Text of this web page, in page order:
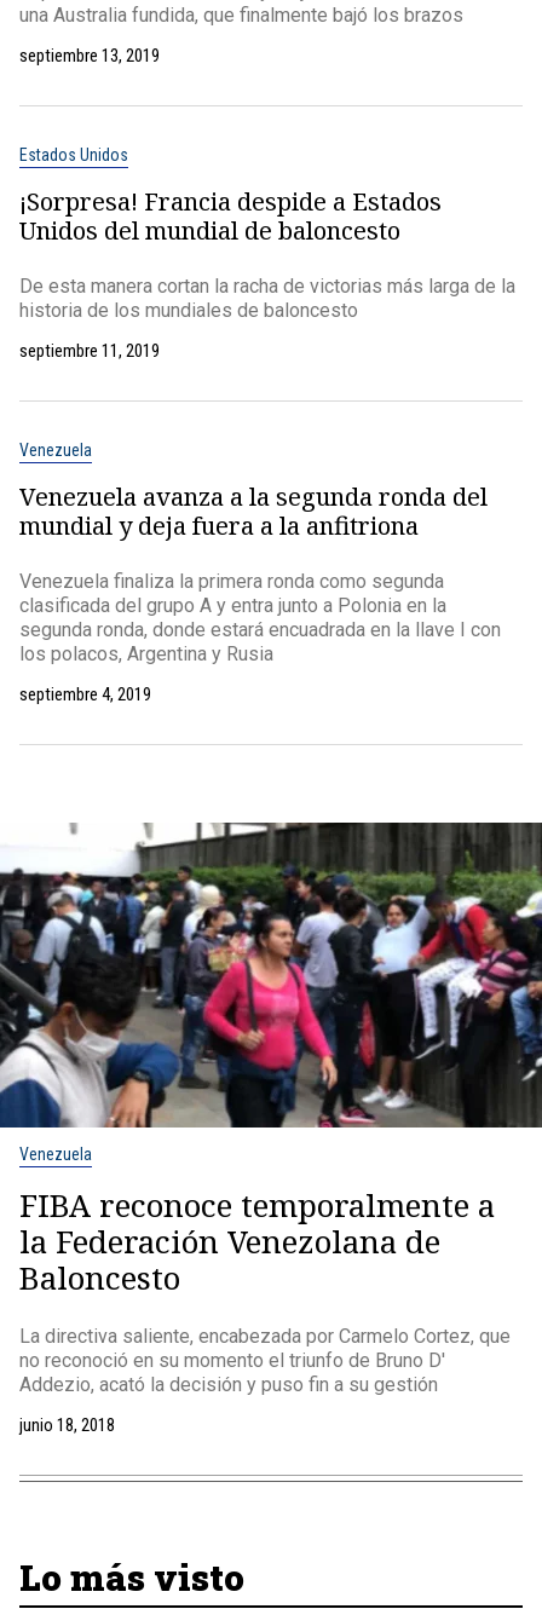
una Australia fundida, que finalmente bajó los brazos
septiembre 13, 2019
Estados Unidos
¡Sorpresa! Francia despide a Estados
Unidos del mundial de baloncesto
De esta manera cortan la racha de victorias más larga de la
historia de los mundiales de baloncesto
septiembre 11, 2019
Venezuela
Venezuela avanza a la segunda ronda del
mundial y deja fuera a la anfitriona
Venezuela finaliza la primera ronda como segunda
clasificada del grupo A y entra junto a Polonia en la
segunda ronda, donde estará encuadrada en la llave I con
los polacos, Argentina y Rusia
septiembre 4, 2019
Venezuela
FIBA reconoce temporalmente a
la Federación Venezolana de
Baloncesto
La directiva saliente, encabezada por Carmelo Cortez, que
no reconoció en su momento el triunfo de Bruno D'
Addezio, acató la decisión y puso fin a su gestión
junio 18, 2018
Lo más visto